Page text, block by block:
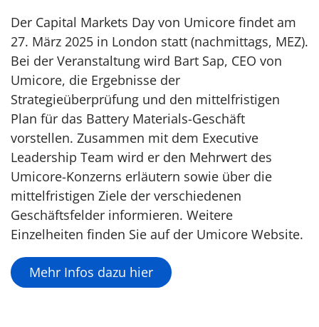
Der Capital Markets Day von Umicore findet am
27. März 2025 in London statt (nachmittags, MEZ).
Bei der Veranstaltung wird Bart Sap, CEO von
Umicore, die Ergebnisse der
Strategieüberprüfung und den mittelfristigen
Plan für das Battery Materials-Geschäft
vorstellen. Zusammen mit dem Executive
Leadership Team wird er den Mehrwert des
Umicore-Konzerns erläutern sowie über die
mittelfristigen Ziele der verschiedenen
Geschäftsfelder informieren. Weitere
Einzelheiten finden Sie auf der Umicore Website.
Mehr Infos dazu hier